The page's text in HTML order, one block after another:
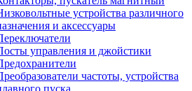
устройства различного
и аксессуары
управления и джойстики
частоты, устройства
пуска